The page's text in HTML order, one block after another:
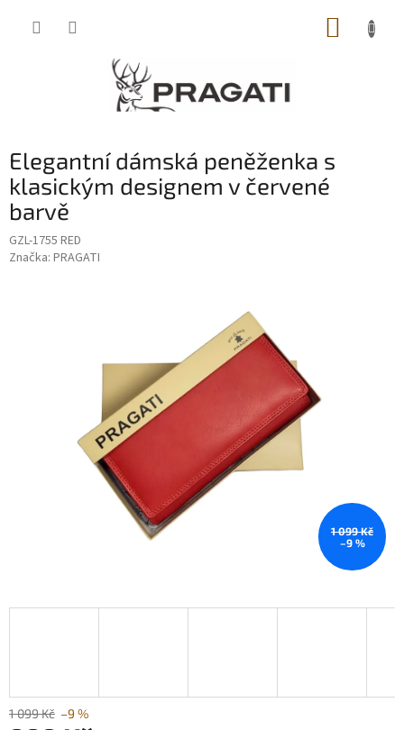
Elegantní dámská peněženka s
klasickým designem v červené
barvě
GZL-1755 RED
Značka: PRAGATI
1 099 Kč
–9 %
1 099 Kč –9 %